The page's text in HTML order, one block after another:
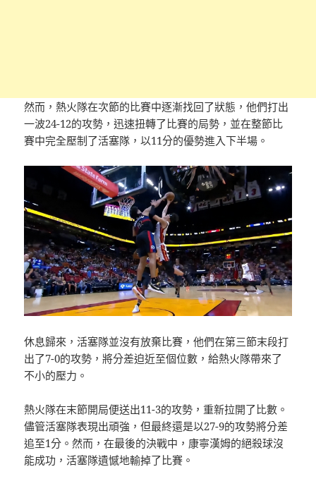
然而，熱火隊在次節的比賽中逐漸找回了狀態，他們打出
一波24-12的攻勢，迅速扭轉了比賽的局勢，並在整節比
賽中完全壓制了活塞隊，以11分的優勢進入下半場。
休息歸來，活塞隊並沒有放棄比賽，他們在第三節末段打
出了7-0的攻勢，將分差迫近至個位數，給熱火隊帶來了
不小的壓力。
熱火隊在末節開局便送出11-3的攻勢，重新拉開了比數。
儘管活塞隊表現出頑強，但最終還是以27-9的攻勢將分差
追至1分。然而，在最後的決戰中，康寧漢姆的絕殺球沒
能成功，活塞隊遺憾地輸掉了比賽。